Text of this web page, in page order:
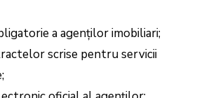
a agenților imobiliari;
scrise pentru servicii